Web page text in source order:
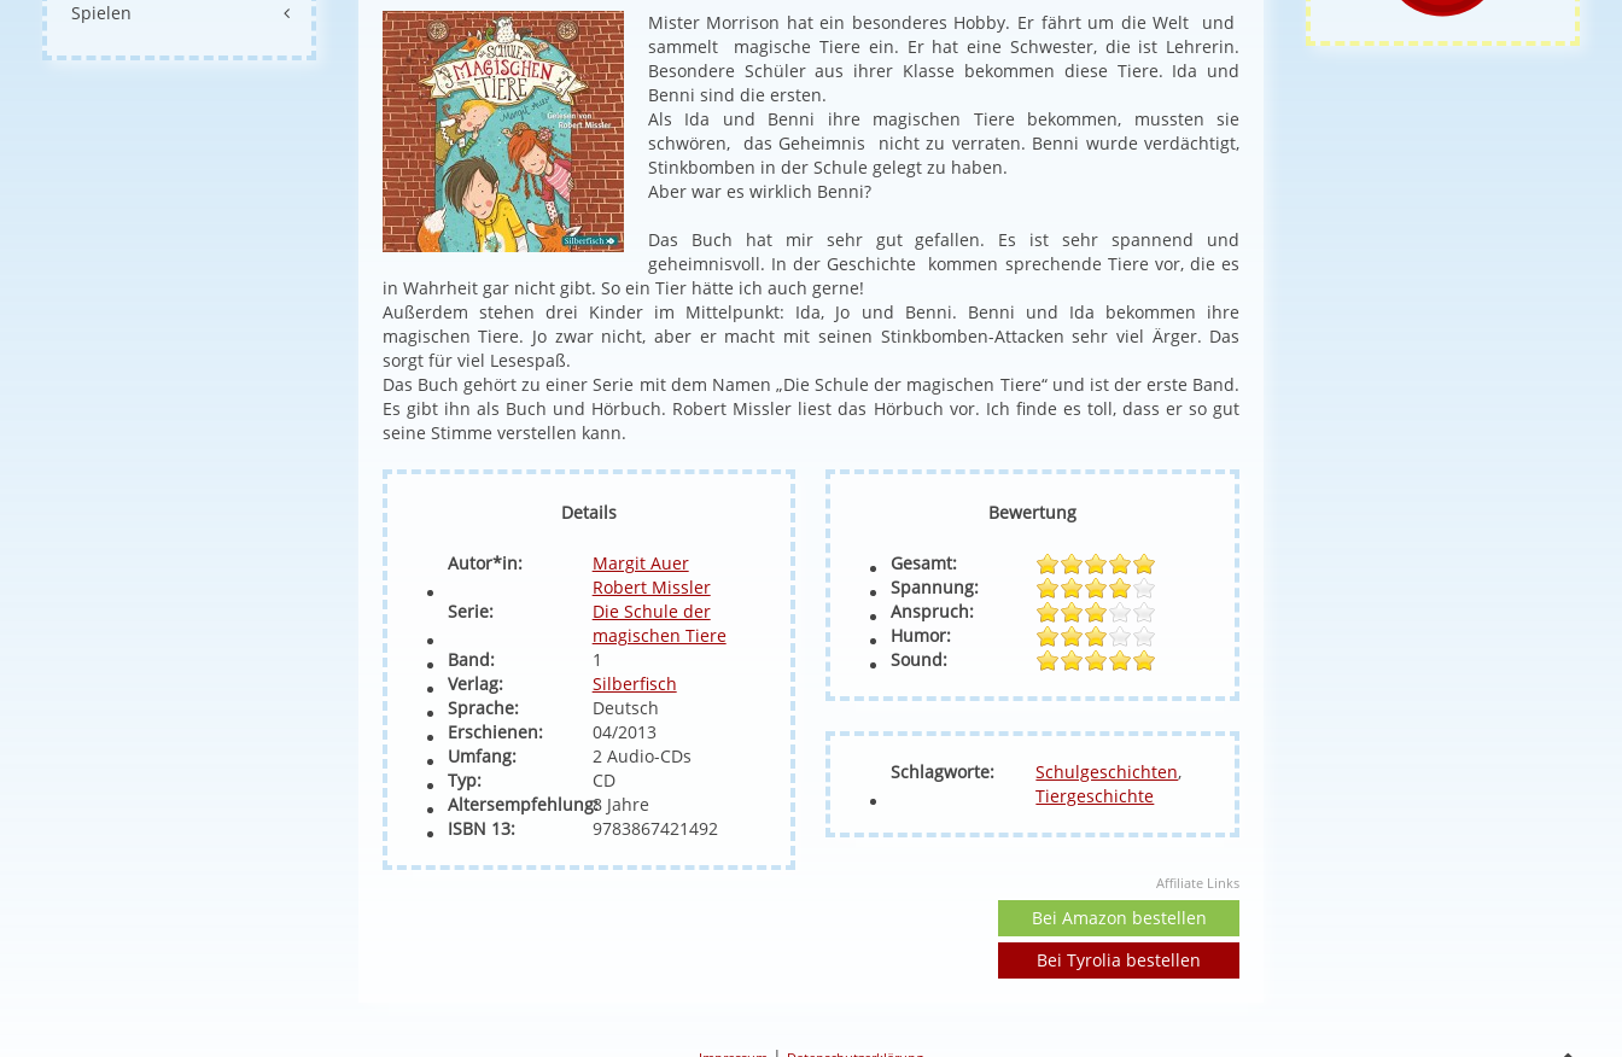
Mister Morrison hat ein besonderes Hobby. Er fährt um die Welt und
sammelt magische Tiere ein. Er hat eine Schwester, die ist Lehrerin.
Besondere Schüler aus ihrer Klasse bekommen diese Tiere. Ida und
Benni sind die ersten.
Als Ida und Benni ihre magischen Tiere bekommen, mussten sie
schwören, das Geheimnis nicht zu verraten. Benni wurde verdächtigt,
Stinkbomben in der Schule gelegt zu haben.
Aber war es wirklich Benni?
Das Buch hat mir sehr gut gefallen. Es ist sehr spannend und
geheimnisvoll. In der Geschichte kommen sprechende Tiere vor, die es
in Wahrheit gar nicht gibt. So ein Tier hätte ich auch gerne!
Außerdem stehen drei Kinder im Mittelpunkt: Ida, Jo und Benni. Benni und Ida bekommen ihre
magischen Tiere. Jo zwar nicht, aber er macht mit seinen Stinkbomben-Attacken sehr viel Ärger. Das
sorgt für viel Lesespaß.
Das Buch gehört zu einer Serie mit dem Namen „Die Schule der magischen Tiere“ und ist der erste Band.
Es gibt ihn als Buch und Hörbuch. Robert Missler liest das Hörbuch vor. Ich finde es toll, dass er so gut
seine Stimme verstellen kann.
Details
Autor*in:
Margit Auer
Robert Missler
Serie:
Die Schule der
magischen Tiere
Band:
1
Verlag:
Silberfisch
Sprache:
Deutsch
Erschienen:
04/2013
Umfang:
2 Audio-CDs
Typ:
CD
Altersempfehlung:8 Jahre
ISBN 13:
9783867421492
Bewertung
Gesamt:
Spannung:
Anspruch:
Humor:
Sound:
Schlagworte: Schulgeschichten,
Tiergeschichte
Affiliate Links
Bei Amazon bestellen
Bei Tyrolia bestellen
Spielen